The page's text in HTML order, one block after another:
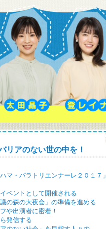
リアのない世の中を！
ハマ・パラトリエンナーレ２０１７」
ベントとして開催される
議の森の大夜会」の準備を進める
や出演者に密着！
発信する